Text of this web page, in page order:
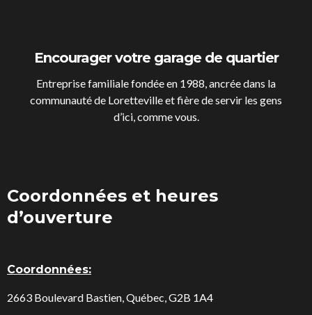
Encourager votre garage de quartier
Entreprise familiale fondée en 1988, ancrée dans la
communauté de Loretteville et fière de servir les gens
d’ici, comme vous.
Coordonnées et heures
d’ouverture
Coordonnées:
2663 Boulevard Bastien, Québec, G2B 1A4